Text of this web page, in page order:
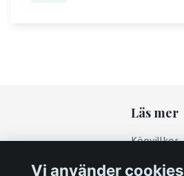
Läs mer
Köpvillkor
Vi använder cookies